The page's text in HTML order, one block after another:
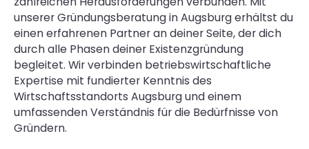
unserer Gründungsberatung in Augsburg erhältst du
einen erfahrenen Partner an deiner Seite, der dich
durch alle Phasen deiner Existenzgründung
begleitet. Wir verbinden betriebswirtschaftliche
Expertise mit fundierter Kenntnis des
Wirtschaftsstandorts Augsburg und einem
umfassenden Verständnis für die Bedürfnisse von
Gründern.